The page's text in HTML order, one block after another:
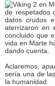
de respetados
datos crudos
aterrizaron en
concluido que
vida en Marte
dando cuenta.
Aclaremos,
sería una de
la humanidad.